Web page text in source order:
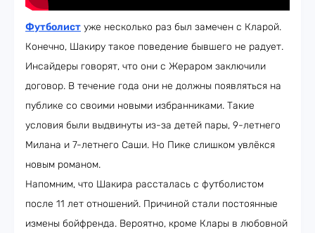
Футболист уже несколько раз был замечен с Кларой.
Конечно, Шакиру такое поведение бывшего не радует.
Инсайдеры говорят, что они с Жераром заключили
договор. В течение года они не должны появляться на
публике со своими новыми избранниками. Такие
условия были выдвинуты из-за детей пары, 9-летнего
Милана и 7-летнего Саши. Но Пике слишком увлёкся
новым романом.
Напомним, что Шакира рассталась с футболистом
после 11 лет отношений. Причиной стали постоянные
измены бойфренда. Вероятно, кроме Клары в любовной